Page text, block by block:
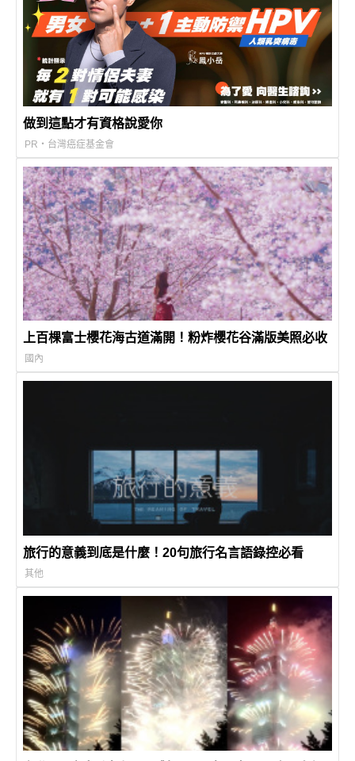
做到這點才有資格說愛你
PR・台灣癌症基金會
上百棵富士櫻花海古道滿開！粉炸櫻花谷滿版美照必收
國內
旅行的意義到底是什麼！20句旅行名言語錄控必看
其他